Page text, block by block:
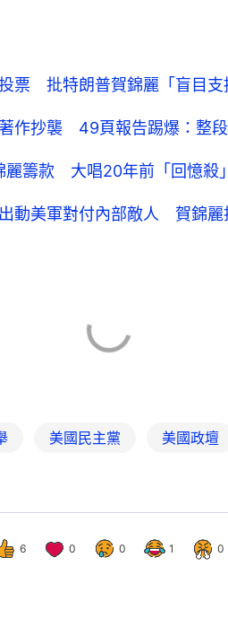
票 批特朗普賀錦麗「盲目支
著作抄襲 49頁報告踢爆：整
籌款 大唱20年前「回憶殺
動美軍對付內部敵人 賀錦麗
美國民主黨 美國政壇
6 0 0 1 0